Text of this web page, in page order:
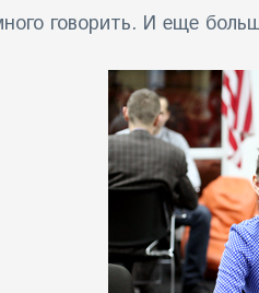
говорить. И еще